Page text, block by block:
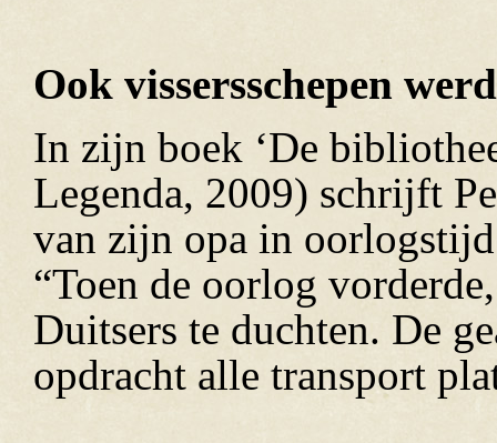
Ook vissersschepen
In zijn boek ‘De
Legenda, 2009) schrijft
van zijn opa in
“Toen de oorlog
Duitsers te duchten. De
opdracht alle transport